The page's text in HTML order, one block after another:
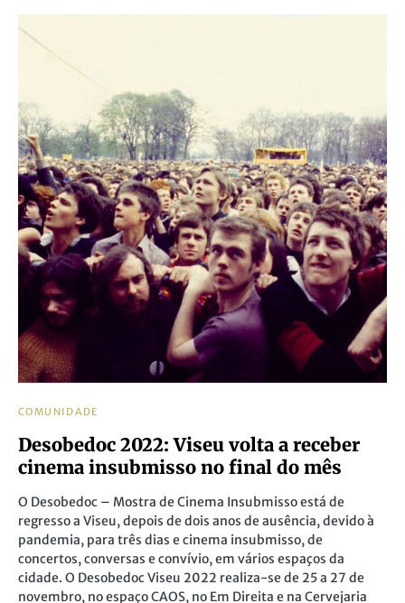
COMUNIDADE
Desobedoc 2022: Viseu volta a receber
cinema insubmisso no final do mês
O Desobedoc – Mostra de Cinema Insubmisso está de
regresso a Viseu, depois de dois anos de ausência, devido à
pandemia, para três dias e cinema insubmisso, de
concertos, conversas e convívio, em vários espaços da
cidade. O Desobedoc Viseu 2022 realiza-se de 25 a 27 de
novembro, no espaço CAOS, no Em Direita e na Cervejaria